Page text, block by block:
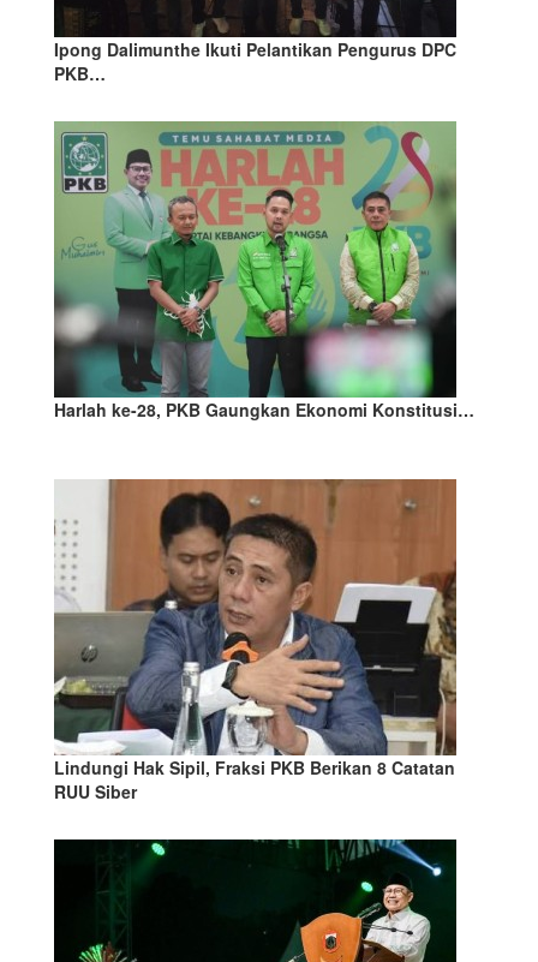
Ipong Dalimunthe Ikuti Pelantikan Pengurus DPC
PKB…
Harlah ke-28, PKB Gaungkan Ekonomi Konstitusi…
Lindungi Hak Sipil, Fraksi PKB Berikan 8 Catatan
RUU Siber